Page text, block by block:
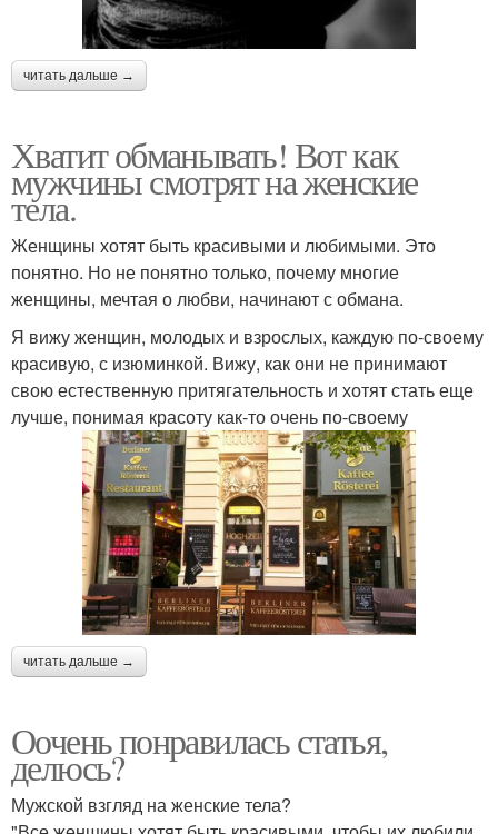
читать дальше →
Хватит обманывать! Вот как
мужчины смотрят на женские
тела.
Женщины хотят быть красивыми и любимыми. Это
понятно. Но не понятно только, почему многие
женщины, мечтая о любви, начинают с обмана.
Я вижу женщин, молодых и взрослых, каждую по-своему
красивую, с изюминкой. Вижу, как они не принимают
свою естественную притягательность и хотят стать еще
лучше, понимая красоту как-то очень по-своему
читать дальше →
Оочень понравилась статья,
делюсь?
Мужской взгляд на женские тела?